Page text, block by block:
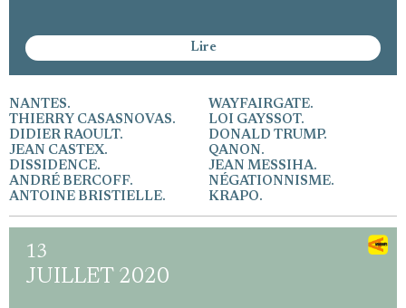
Lire
NANTES.
THIERRY CASASNOVAS.
DIDIER RAOULT.
JEAN CASTEX.
DISSIDENCE.
ANDRÉ BERCOFF.
ANTOINE BRISTIELLE.
WAYFAIRGATE.
LOI GAYSSOT.
DONALD TRUMP.
QANON.
JEAN MESSIHA.
NÉGATIONNISME.
KRAPO.
13
JUILLET 2020